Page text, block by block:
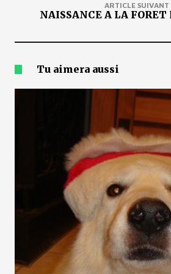
ARTICLE SUIVANT
NAISSANCE A LA FORET
Tu aimera aussi